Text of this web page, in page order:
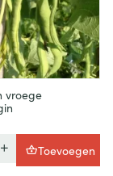
vroege
Toevoegen